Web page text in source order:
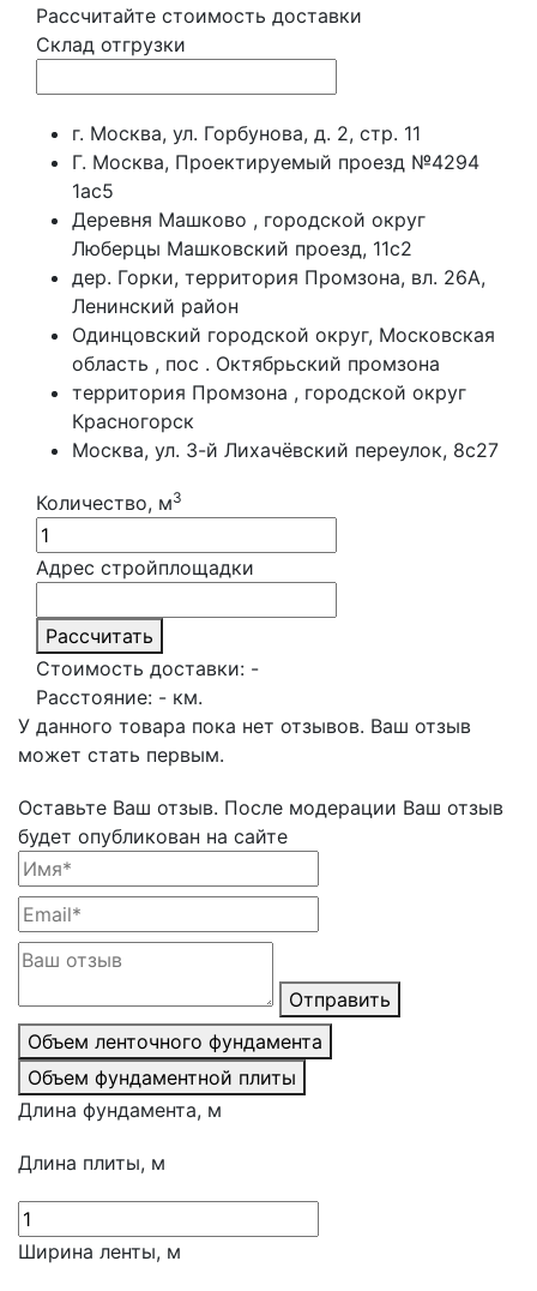
Рассчитайте стоимость доставки
Склад отгрузки
г. Москва, ул. Горбунова, д. 2, стр. 11
Г. Москва, Проектируемый проезд №4294
1ас5
Деревня Машково , городской округ
Люберцы Машковский проезд, 11с2
дер. Горки, территория Промзона, вл. 26А,
Ленинский район
Одинцовский городской округ, Московская
область , пос . Октябрьский промзона
территория Промзона , городской округ
Красногорск
Москва, ул. 3-й Лихачёвский переулок, 8с27
Количество, м3
Адрес стройплощадки
Рассчитать
Стоимость доставки: -
Расстояние: - км.
У данного товара пока нет отзывов. Ваш отзыв
может стать первым.
Оставьте Ваш отзыв. После модерации Ваш отзыв
будет опубликован на сайте
Отправить
Объем ленточного фундамента
Объем фундаментной плиты
Длина фундамента, м
Длина плиты, м
Ширина ленты, м